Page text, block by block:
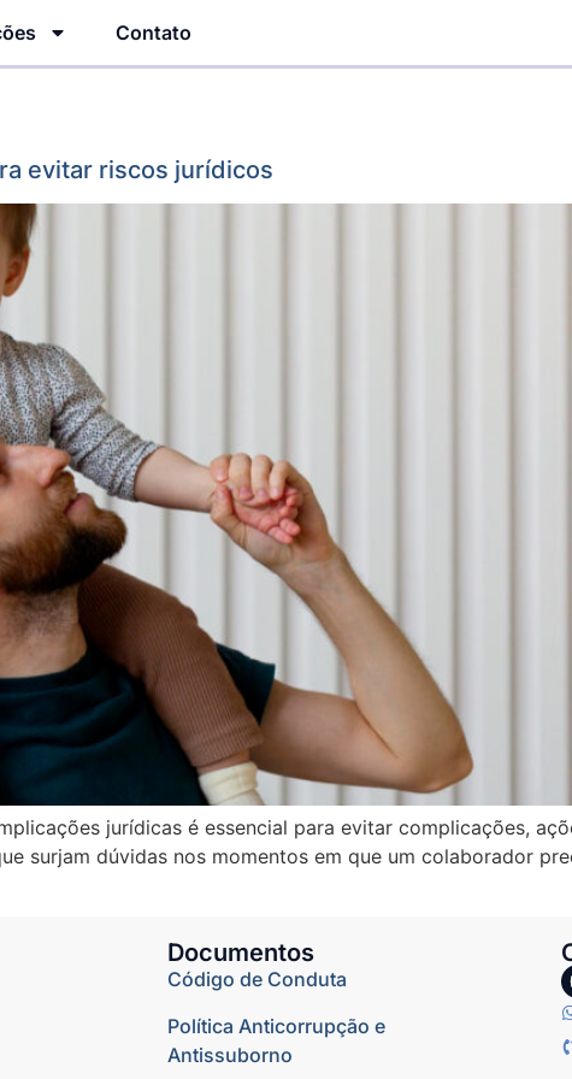
Contato
evitar riscos jurídicos
jurídicas é essencial para evitar complicações,
surjam dúvidas nos momentos em que um colaborador
Documentos
Código de Conduta
Política Anticorrupção e
Antissuborno